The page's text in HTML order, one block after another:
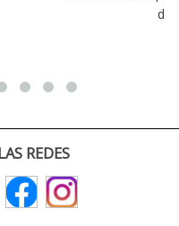
he tomado.
REDES